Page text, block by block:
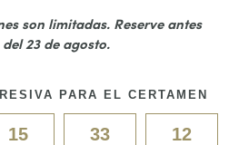
son limitadas. Reserve antes
del 23 de agosto.
PARA EL CERTAMEN
15 33 12